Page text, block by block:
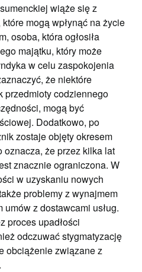
wiąże się z
mogą wpłynąć na życie
osoba, która ogłosiła
majątku, który może
w celu zaspokojenia
że niektóre
przedmioty codziennego
mogą być
Dodatkowo, po
zostaje objęty okresem
oznacza, że przez kilka lat
znacznie ograniczona. W
w uzyskaniu nowych
problemy z wynajmem
z dostawcami usług.
proces upadłości
odczuwać stygmatyzację
obciążenie związane z